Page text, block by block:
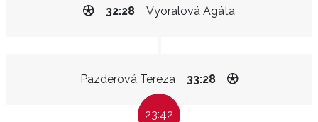
Vyoralová Agáta
32:28
Pazderová Tereza 33:28
23:42